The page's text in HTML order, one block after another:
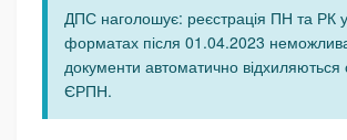
ДПС наголошує: реєстрація ПН та РК
форматах після 01.04.2023
документи автоматично
ЄРПН.